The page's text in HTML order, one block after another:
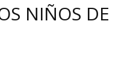
NIÑOS DE